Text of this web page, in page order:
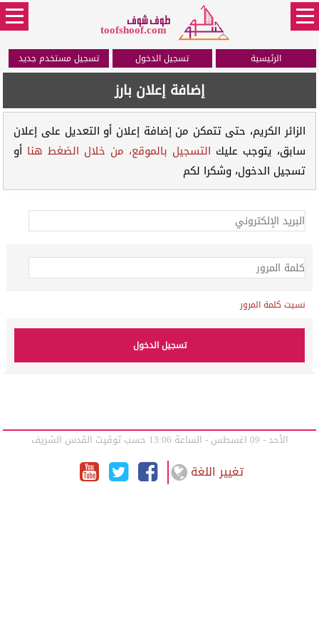
طوف شوف
toofshoof.com
الرئيسية تسجيل الدخول تسجيل مستخدم جديد
إضافة إعلان بارز
الزائر الكريم، حتى تتمكن من إضافة إعلان أو التعديل على إعلان
سابق، يتوجب عليك التسجيل بالموقع، من خلال الضغط هنا أو
تسجيل الدخول، وشكرا لكم
نسيت كلمة المرور
الأحد - 09 اغسطس - الساعة 13:06 حسب توقيت القدس الشريف
تغيير اللغة